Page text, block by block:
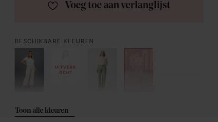
BESCHIKBARE KLEUREN
UITVERK
OCHT
Toon alle kleuren
Voeg toe aan verlanglijst